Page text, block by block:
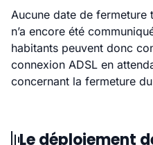
Aucune date de fermeture
n’a encore été
habitants peuvent donc
connexion ADSL en
concernant la fermeture
Le déploiement